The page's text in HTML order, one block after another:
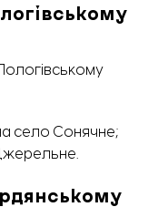
село Сонячне;